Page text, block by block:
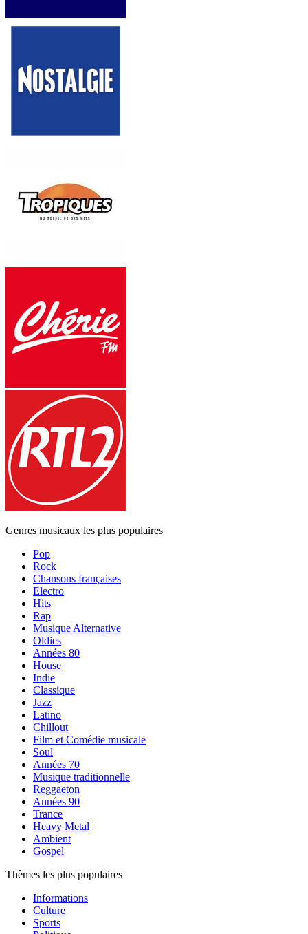
Genres musicaux les plus populaires
Pop
Rock
Chansons françaises
Electro
Hits
Rap
Musique Alternative
Oldies
Années 80
House
Indie
Classique
Jazz
Latino
Chillout
Film et Comédie musicale
Soul
Années 70
Musique traditionnelle
Reggaeton
Années 90
Trance
Heavy Metal
Ambient
Gospel
Thèmes les plus populaires
Informations
Culture
Sports